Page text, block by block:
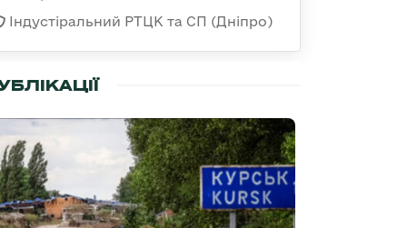
Індустіральний РТЦК та СП (Дніпро)